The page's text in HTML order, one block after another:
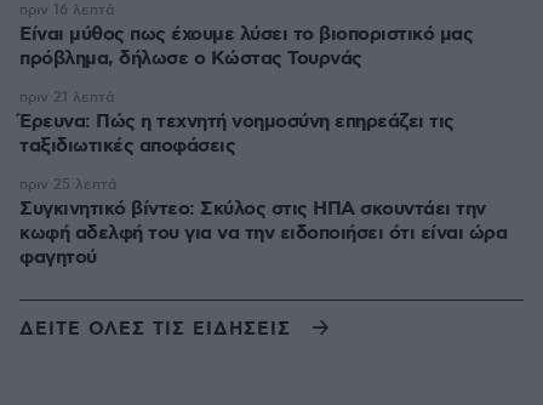
Είναι μύθος πως έχουμε λύσει το βιοποριστικό μας
πρόβλημα, δήλωσε ο Κώστας Τουρνάς
πριν 16 λεπτά
Έρευνα: Πώς η τεχνητή νοημοσύνη επηρεάζει τις
ταξιδιωτικές αποφάσεις
πριν 21 λεπτά
Συγκινητικό βίντεο: Σκύλος στις ΗΠΑ σκουντάει την
κωφή αδελφή του για να την ειδοποιήσει ότι είναι ώρα
φαγητού
πριν 25 λεπτά
ΔΕΙΤΕ ΟΛΕΣ ΤΙΣ ΕΙΔΗΣΕΙΣ